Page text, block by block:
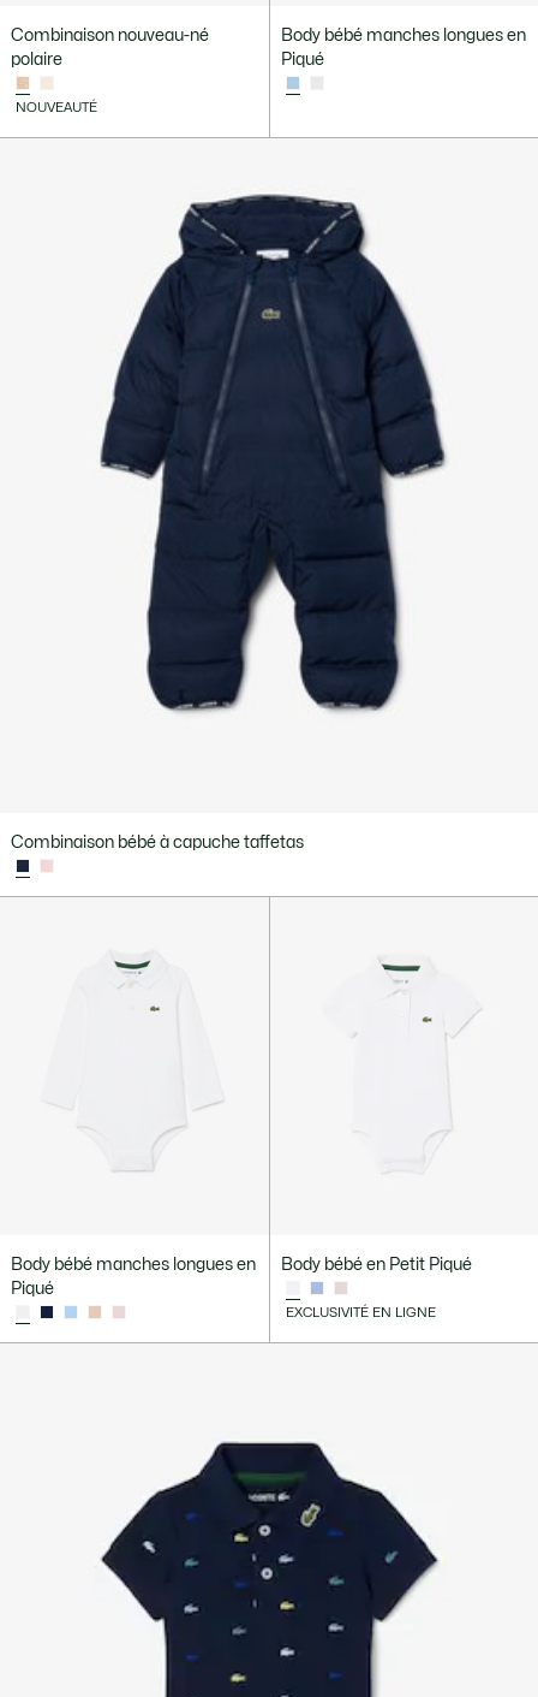
Combinaison nouveau-né
polaire
NOUVEAUTÉ
Body bébé manches longues en
Piqué
Combinaison bébé à capuche taffetas
Body bébé manches longues en
Piqué
Body bébé en Petit Piqué
EXCLUSIVITÉ EN LIGNE